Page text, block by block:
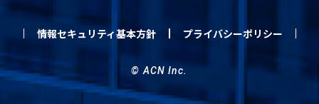
情報セキュリティ基本方針 プライバシーポリシー
© ACN Inc.